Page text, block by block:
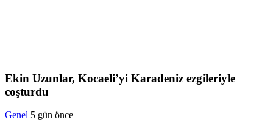
Ekin Uzunlar, Kocaeli’yi Karadeniz ezgileriyle
coşturdu
Genel 5 gün önce